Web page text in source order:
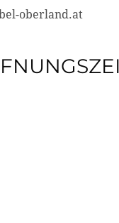
oberland.at